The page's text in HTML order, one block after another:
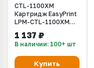
CTL-1100XM
Картридж EasyPrint
LPM-CTL-1100XM
CP1100/CM1100
(2300 стр.)
пурпурный, с чипом
1 137 ₽
В наличии: 100+ шт
Купить